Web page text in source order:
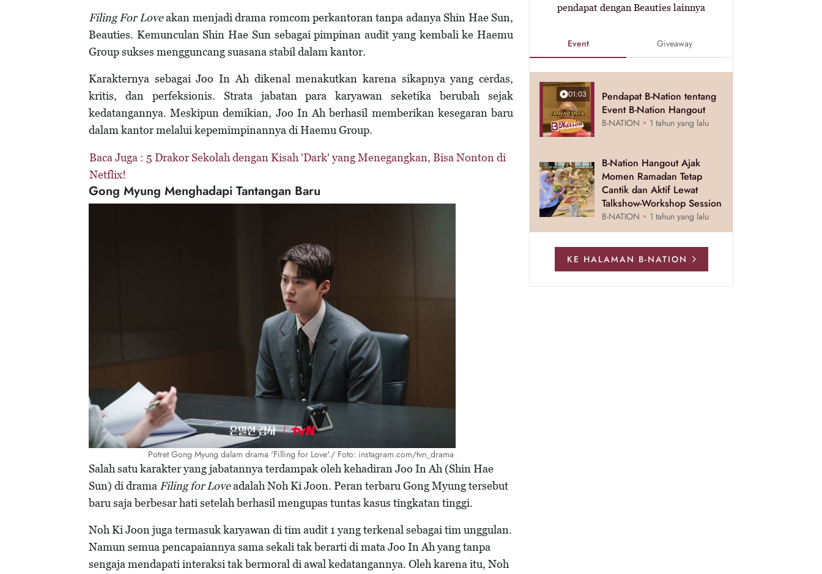
Filing For Loveakan menjadi drama romcom perkantoran tanpa adanya Shin Hae Sun,
Beauties. Kemunculan Shin Hae Sun sebagai pimpinan audit yang kembali ke Haemu
Group sukses mengguncang suasana stabil dalam kantor.
Karakternya sebagai Joo In Ah dikenal menakutkan karena sikapnya yang cerdas,
kritis, dan perfeksionis. Strata jabatan para karyawan seketika berubah sejak
kedatangannya. Meskipun demikian, Joo In Ah berhasil memberikan kesegaran baru
dalam kantor melalui kepemimpinannya di Haemu Group.
Baca Juga : 5 Drakor Sekolah dengan Kisah 'Dark' yang Menegangkan, Bisa Nonton di
Netflix!
Gong Myung Menghadapi Tantangan Baru
Potret Gong Myung dalam drama 'Filling for Love'./ Foto: instagram.com/tvn_drama
Salah satu karakter yang jabatannya terdampak oleh kehadiran Joo In Ah (Shin Hae
Sun) di dramaFiling for Loveadalah Noh Ki Joon. Peran terbaru Gong Myung tersebut
baru saja berbesar hati setelah berhasil mengupas tuntas kasus tingkatan tinggi.
Noh Ki Joon juga termasuk karyawan di tim audit 1 yang terkenal sebagai tim unggulan.
Namun semua pencapaiannya sama sekali tak berarti di mata Joo In Ah yang tanpa
sengaja mendapati interaksi tak bermoral di awal kedatangannya. Oleh karena itu, Noh
pendapat dengan Beauties lainnya
Event Giveaway
01:03
Pendapat B-Nation tentang
Event B-Nation Hangout
B-NATION 1 tahun yang lalu
B-Nation Hangout Ajak
Momen Ramadan Tetap
Cantik dan Aktif Lewat
Talkshow-Workshop Session
B-NATION 1 tahun yang lalu
KE HALAMAN B-NATION